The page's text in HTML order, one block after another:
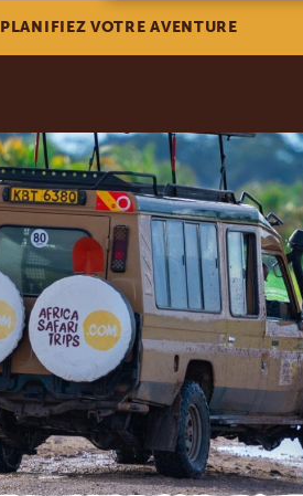
PLANIFIEZ VOTRE AVENTURE